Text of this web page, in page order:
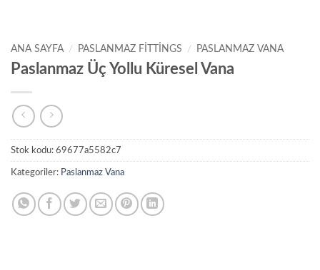
ANA SAYFA / PASLANMAZ FITTINGS / PASLANMAZ VANA
Paslanmaz Üç Yollu Küresel Vana
Stok kodu: 69677a5582c7
Kategoriler: Paslanmaz Vana